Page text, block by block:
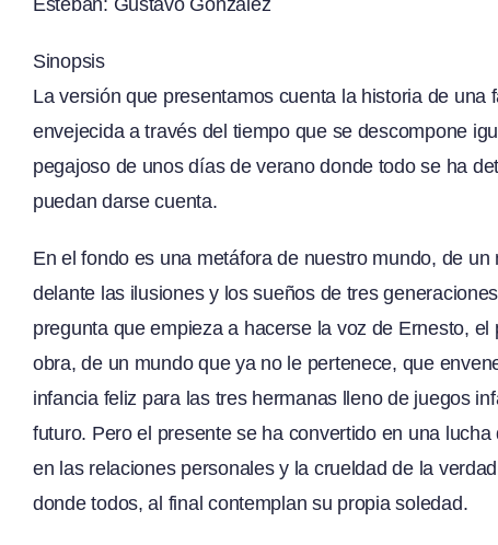
Sinopsis
La versión que presentamos cuenta la historia de
envejecida a través del tiempo que se descompone
pegajoso de unos días de verano donde todo se ha
puedan darse cuenta.
En el fondo es una metáfora de nuestro mundo, de
delante las ilusiones y los sueños de tres
pregunta que empieza a hacerse la voz de Ernesto,
obra, de un mundo que ya no le pertenece, que
infancia feliz para las tres hermanas lleno de juegos
futuro. Pero el presente se ha convertido en una
en las relaciones personales y la crueldad de la
donde todos, al final contemplan su propia soledad.